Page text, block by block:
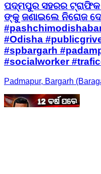
ପଦ୍ମପୁର ସହରର ଟ୍ରାଫିକ
ଙ୍କୁ ଜଣାଇଲେ ନିରୋଜ
#Odisha
#spbargarh
#socialworker
Padmapur, Bargarh